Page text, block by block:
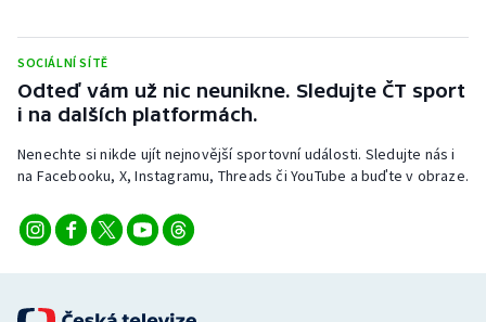
Stolní tenis
Triatlon
Veslování
Volejbal
SOCIÁLNÍ SÍTĚ
Odteď vám už nic neunikne. Sledujte ČT sport
i na dalších platformách.
Nenechte si nikde ujít nejnovější sportovní události. Sledujte nás i
na Facebooku, X, Instagramu, Threads či YouTube a buďte v obraze.